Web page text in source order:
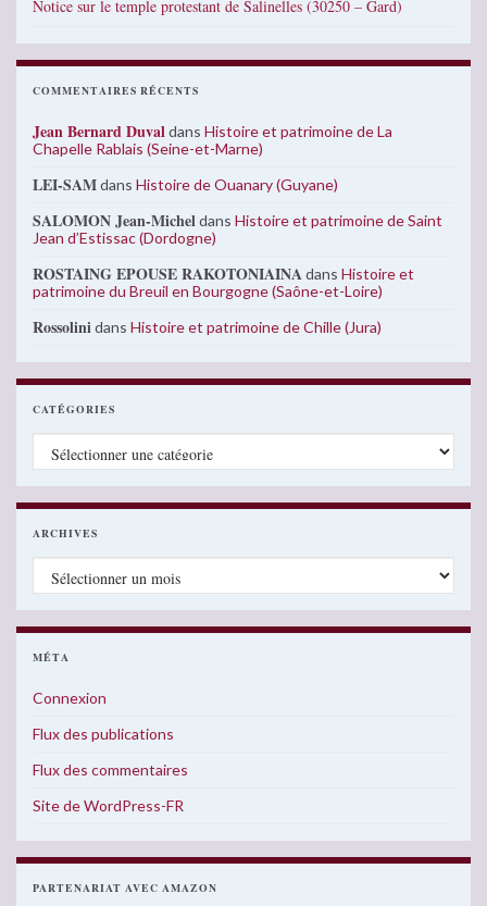
Notice sur le temple protestant de Salinelles (30250 – Gard)
COMMENTAIRES RÉCENTS
Jean Bernard Duvaldans Histoire et patrimoine de La
Chapelle Rablais (Seine-et-Marne)
LEI-SAMdans Histoire de Ouanary (Guyane)
SALOMON Jean-Micheldans Histoire et patrimoine de Saint
Jean d’Estissac (Dordogne)
ROSTAING EPOUSE RAKOTONIAINAdans Histoire et
patrimoine du Breuil en Bourgogne (Saône-et-Loire)
Rossolinidans Histoire et patrimoine de Chille (Jura)
CATÉGORIES
Catégories
ARCHIVES
Archives
MÉTA
Connexion
Flux des publications
Flux des commentaires
Site de WordPress-FR
PARTENARIAT AVEC AMAZON